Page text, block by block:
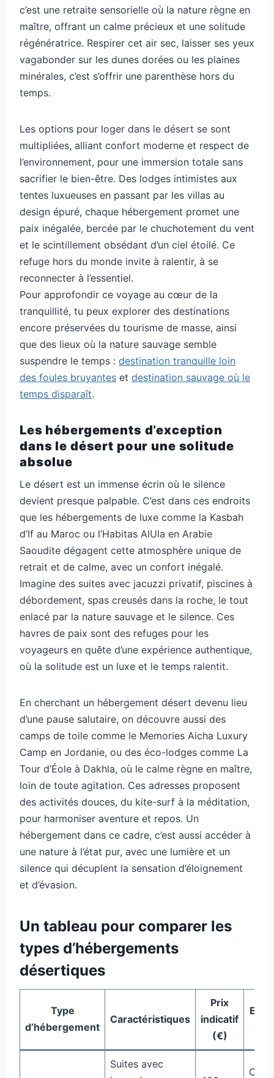
c’est une retraite sensorielle où la nature règne en
maître, offrant un calme précieux et une solitude
régénératrice. Respirer cet air sec, laisser ses yeux
vagabonder sur les dunes dorées ou les plaines
minérales, c’est s’offrir une parenthèse hors du
temps.
Les options pour loger dans le désert se sont
multipliées, alliant confort moderne et respect de
l’environnement, pour une immersion totale sans
sacrifier le bien-être. Des lodges intimistes aux
tentes luxueuses en passant par les villas au
design épuré, chaque hébergement promet une
paix inégalée, bercée par le chuchotement du vent
et le scintillement obsédant d’un ciel étoilé. Ce
refuge hors du monde invite à ralentir, à se
reconnecter à l’essentiel.
Pour approfondir ce voyage au cœur de la
tranquillité, tu peux explorer des destinations
encore préservées du tourisme de masse, ainsi
que des lieux où la nature sauvage semble
suspendre le temps : destination tranquille loin
des foules bruyantes et destination sauvage où le
temps disparaît.
Les hébergements d’exception
dans le désert pour une solitude
absolue
Le désert est un immense écrin où le silence
devient presque palpable. C’est dans ces endroits
que les hébergements de luxe comme la Kasbah
d’If au Maroc ou l’Habitas AlUla en Arabie
Saoudite dégagent cette atmosphère unique de
retrait et de calme, avec un confort inégalé.
Imagine des suites avec jacuzzi privatif, piscines à
débordement, spas creusés dans la roche, le tout
enlacé par la nature sauvage et le silence. Ces
havres de paix sont des refuges pour les
voyageurs en quête d’une expérience authentique,
où la solitude est un luxe et le temps ralentit.
En cherchant un hébergement désert devenu lieu
d’une pause salutaire, on découvre aussi des
camps de toile comme le Memories Aicha Luxury
Camp en Jordanie, ou des éco-lodges comme La
Tour d’Éole à Dakhla, où le calme règne en maître,
loin de toute agitation. Ces adresses proposent
des activités douces, du kite-surf à la méditation,
pour harmoniser aventure et repos. Un
hébergement dans ce cadre, c’est aussi accéder à
une nature à l’état pur, avec une lumière et un
silence qui décuplent la sensation d’éloignement
et d’évasion.
Un tableau pour comparer les
types d’hébergements
désertiques
Type
d’hébergement
Caractéristiques
Prix
indicatif
(€)
Suites avec